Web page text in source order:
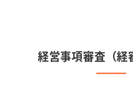
経営事項審査（経